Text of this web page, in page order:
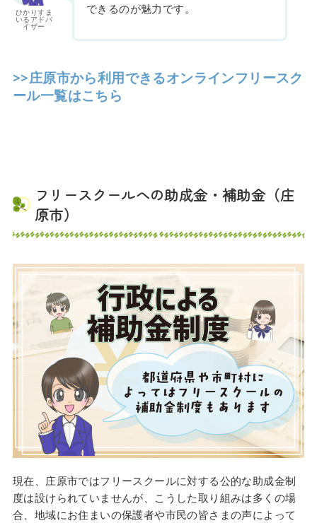
ひかりすま
いるアドバ
イザー
できるのが魅力です。
>>庄原市から利用できるオンラインフリースク
ール一覧はこちら
フリースクールへの助成金・補助金（庄
原市）
現在、庄原市ではフリースクールに対する公的な助成金制
度は設けられていませんが、こうした取り組みは多くの場
合、地域にお住まいの保護者や市民の皆さまの声によって